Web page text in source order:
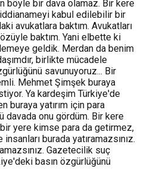
böyle bir dava olamaz. Bir kere
kabul edilebilir bir
avukatlara baktım. Avukatları
baktım. Yani elbette ki
geldik. Merdan da benim
birlikte mücadele
savunuyoruz... Bir
Mehmet Şimşek buraya
Ya kardeşim Türkiye'de
buraya yatırım için para
davada onu gördüm. Bir kere
bir yere kimse para da getirmez,
burada yatıramazsınız.
Gazetecilik suç
basın özgürlüğünü